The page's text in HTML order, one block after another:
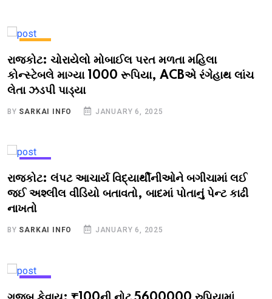
રાજકોટ: ચોરાયેલો મોબાઈલ પરત મળતા મહિલા
કોન્સ્ટેબલે માગ્યા 1000 રૂપિયા, ACBએ રંગેહાથ લાંચ
લેતા ઝડપી પાડ્યા
BY SARKAI INFO JANUARY 6, 2025
રાજકોટ: લંપટ આચાર્ય વિદ્યાર્થીનીઓને બગીચામાં લઈ
જઈ અશ્લીલ વીડિયો બતાવતો, બાદમાં પોતાનું પેન્ટ કાઢી
નાખતો
BY SARKAI INFO JANUARY 6, 2025